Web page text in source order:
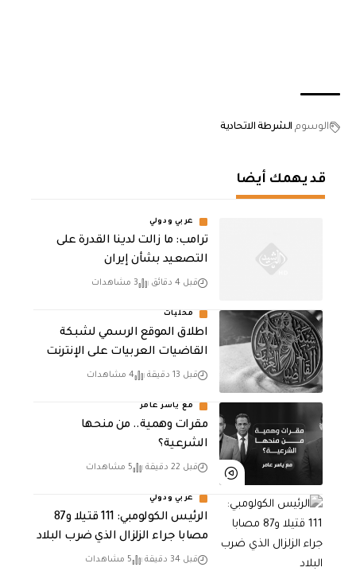
الوسوم الشرطة الاتحادية
قد يهمك أيضا
عربي ودولي
ترامب: ما زالت لدينا القدرة على
التصعيد بشأن إيران
قبل 4 دقائق 3 مشاهدات
محليات
اطلاق الموقع الرسمي لشبكة
القاضيات العربيات على الإنترنت
قبل 13 دقيقة 4 مشاهدات
مع ياسر عامر
مقرات وهمية.. من منحها
الشرعية؟
قبل 22 دقيقة 5 مشاهدات
عربي ودولي
الرئيس الكولومبي: 111 قتيلا و87
مصابا جراء الزلزال الذي ضرب البلاد
قبل 34 دقيقة 5 مشاهدات